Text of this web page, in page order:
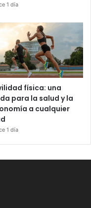
1 día
física: una
para la salud y la
a cualquier
1 día